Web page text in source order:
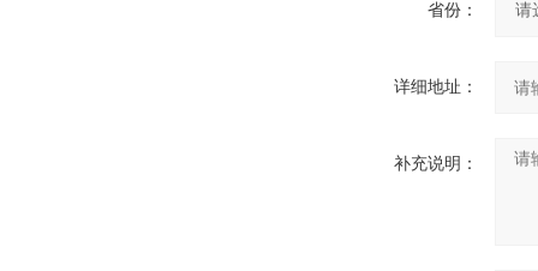
省份：
详细地址：
补充说明：